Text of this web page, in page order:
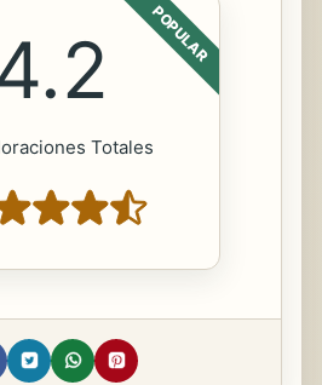
POPULAR
Totales